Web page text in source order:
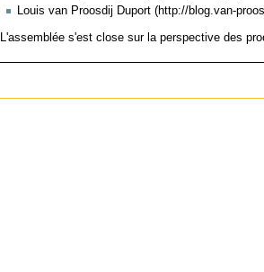
Louis van Proosdij Duport
L'assemblée s'est close sur la perspective des